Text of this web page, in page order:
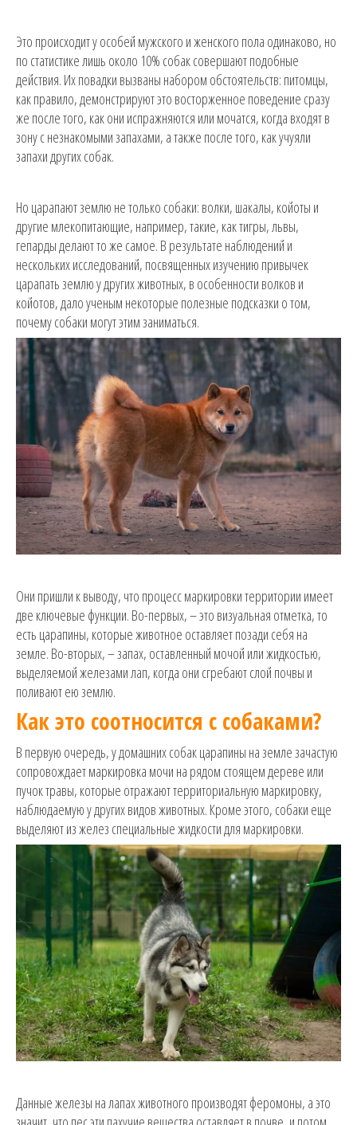
Это происходит у особей мужского и женского пола одинаково, но
по статистике лишь около 10% собак совершают подобные
действия. Их повадки вызваны набором обстоятельств: питомцы,
как правило, демонстрируют это восторженное поведение сразу
же после того, как они испражняются или мочатся, когда входят в
зону с незнакомыми запахами, а также после того, как учуяли
запахи других собак.
Но царапают землю не только собаки: волки, шакалы, койоты и
другие млекопитающие, например, такие, как тигры, львы,
гепарды делают то же самое. В результате наблюдений и
нескольких исследований, посвященных изучению привычек
царапать землю у других животных, в особенности волков и
койотов, дало ученым некоторые полезные подсказки о том,
почему собаки могут этим заниматься.
Они пришли к выводу, что процесс маркировки территории имеет
две ключевые функции. Во-первых, – это визуальная отметка, то
есть царапины, которые животное оставляет позади себя на
земле. Во-вторых, – запах, оставленный мочой или жидкостью,
выделяемой железами лап, когда они сгребают слой почвы и
поливают ею землю.
Как это соотносится с собаками?
В первую очередь, у домашних собак царапины на земле зачастую
сопровождает маркировка мочи на рядом стоящем дереве или
пучок травы, которые отражают территориальную маркировку,
наблюдаемую у других видов животных. Кроме этого, собаки еще
выделяют из желез специальные жидкости для маркировки.
Данные железы на лапах животного производят феромоны, а это